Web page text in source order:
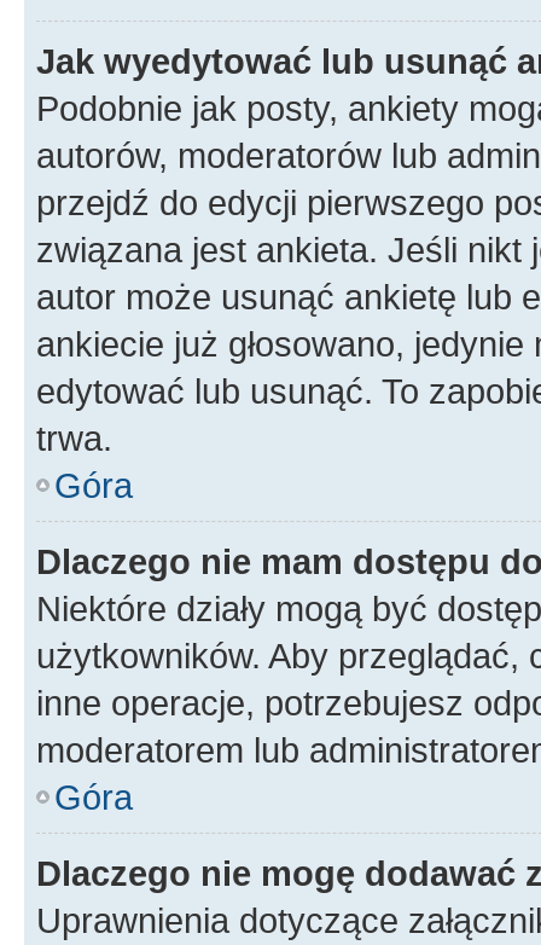
Jak wyedytować lub usunąć
Podobnie jak posty, ankiety
autorów, moderatorów lub
przejdź do edycji pierwszego
związana jest ankieta. Jeśli nikt
autor może usunąć ankietę lub
ankiecie już głosowano,
edytować lub usunąć. To
trwa.
Góra
Dlaczego nie mam dostępu
Niektóre działy mogą być
użytkowników. Aby
inne operacje, potrzebujesz
moderatorem lub
Góra
Dlaczego nie mogę dodawać
Uprawnienia dotyczące